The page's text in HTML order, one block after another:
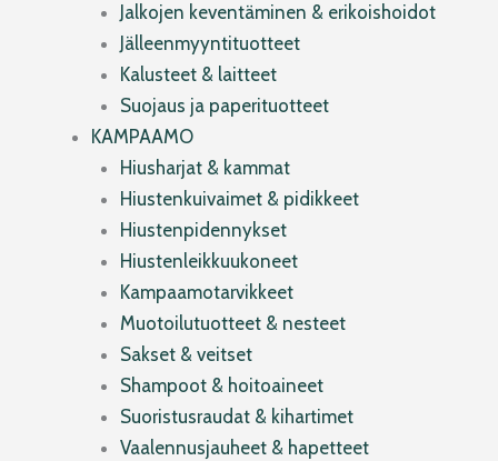
Jalkojen keventäminen & erikoishoidot
Jälleenmyyntituotteet
Kalusteet & laitteet
Suojaus ja paperituotteet
KAMPAAMO
Hiusharjat & kammat
Hiustenkuivaimet & pidikkeet
Hiustenpidennykset
Hiustenleikkuukoneet
Kampaamotarvikkeet
Muotoilutuotteet & nesteet
Sakset & veitset
Shampoot & hoitoaineet
Suoristusraudat & kihartimet
Vaalennusjauheet & hapetteet